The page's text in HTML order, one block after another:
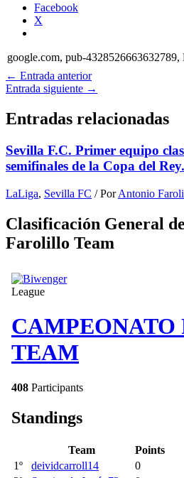
Facebook
X
google.com, pub-
← Entrada anterior
Entrada siguiente →
Entradas relacionadas
Sevilla F.C. Primer equipo
semifinales de la Copa del Rey.
LaLiga, Sevilla FC / PorAntonio
Clasificación General
Farolillo Team